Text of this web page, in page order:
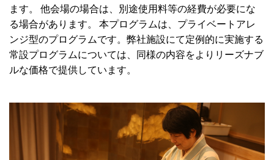
ます。 他会場の場合は、別途使用料等の経費が必要にな
る場合があります。 本プログラムは、プライベートアレ
ンジ型のプログラムです。弊社施設にて定例的に実施する
常設プログラムについては、同様の内容をよりリーズナブ
ルな価格で提供しています。